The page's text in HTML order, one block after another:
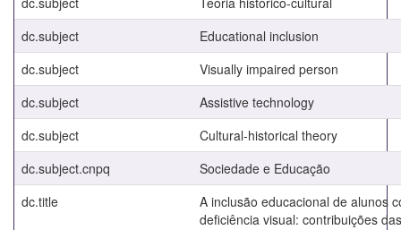
dc.subject
Educational inclusion
dc.subject
Visually impaired person
dc.subject
Assistive technology
dc.subject
Cultural-historical theory
dc.subject.cnpq
Sociedade e Educação
dc.title
A inclusão educacional de alunos
deficiência visual: contribuições das